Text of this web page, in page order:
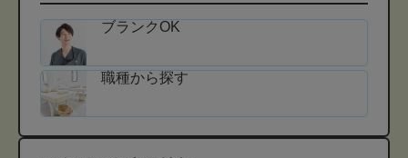
ブランクOK
職種から探す